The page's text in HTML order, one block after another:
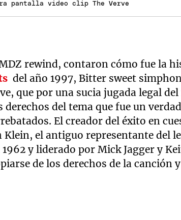
pantalla video clip The Verve
rewind, contaron cómo fue la
del año 1997, Bitter sweet
que por una sucia jugada legal
derechos del tema que fue un
El creador del éxito en
Klein, el antiguo representante del
y liderado por Mick Jagger y
de los derechos de la canción